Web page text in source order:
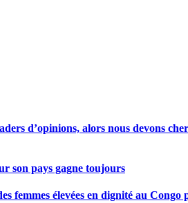
d’opinions, alors nous devons
son pays gagne toujours
femmes élevées en dignité au